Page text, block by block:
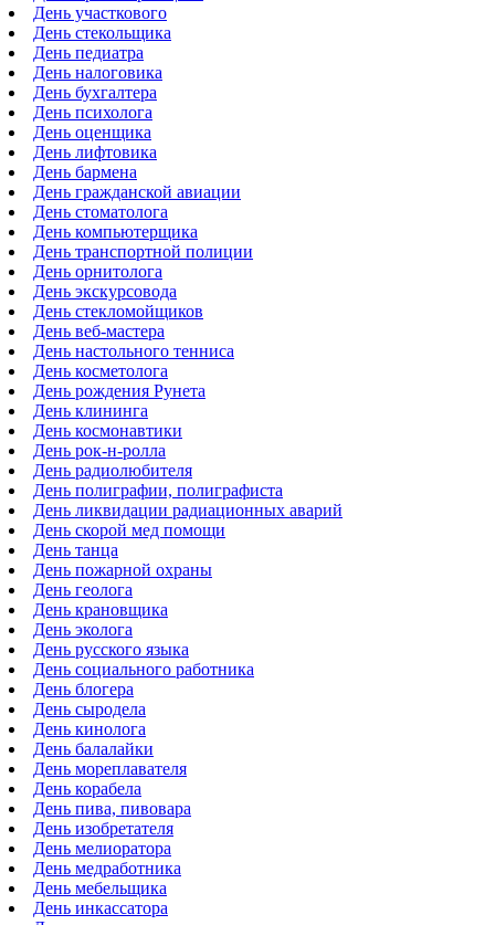
День участкового
День стекольщика
День педиатра
День налоговика
День бухгалтера
День психолога
День оценщика
День лифтовика
День бармена
День гражданской авиации
День стоматолога
День компьютерщика
День транспортной полиции
День орнитолога
День экскурсовода
День стекломойщиков
День веб-мастера
День настольного тенниса
День косметолога
День рождения Рунета
День клининга
День космонавтики
День рок-н-ролла
День радиолюбителя
День полиграфии, полиграфиста
День ликвидации радиационных аварий
День скорой мед помощи
День танца
День пожарной охраны
День геолога
День крановщика
День эколога
День русского языка
День социального работника
День блогера
День сыродела
День кинолога
День балалайки
День мореплавателя
День корабела
День пива, пивовара
День изобретателя
День мелиоратора
День медработника
День мебельщика
День инкассатора